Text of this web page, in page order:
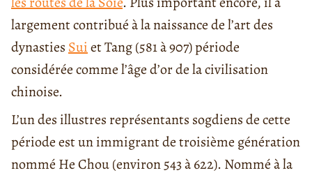
largement contribué à la naissance de l’art des
dynastiesSuiet Tang (581 à 907) période
considérée comme l’âge d’or de la civilisation
chinoise.
L’un des illustres représentants sogdiens de cette
période est un immigrant de troisième génération
nommé He Chou (environ 543 à 622). Nommé à la